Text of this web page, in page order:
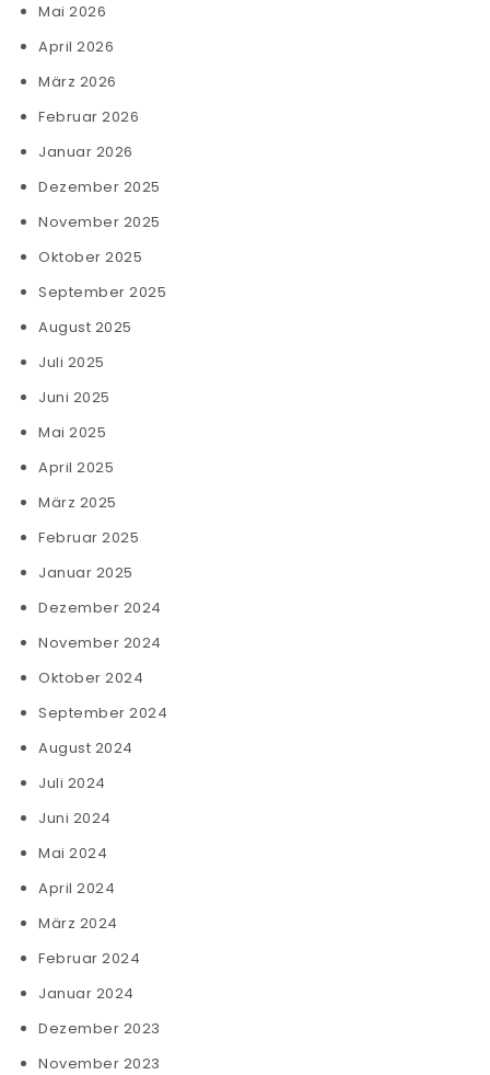
Mai 2026
April 2026
März 2026
Februar 2026
Januar 2026
Dezember 2025
November 2025
Oktober 2025
September 2025
August 2025
Juli 2025
Juni 2025
Mai 2025
April 2025
März 2025
Februar 2025
Januar 2025
Dezember 2024
November 2024
Oktober 2024
September 2024
August 2024
Juli 2024
Juni 2024
Mai 2024
April 2024
März 2024
Februar 2024
Januar 2024
Dezember 2023
November 2023